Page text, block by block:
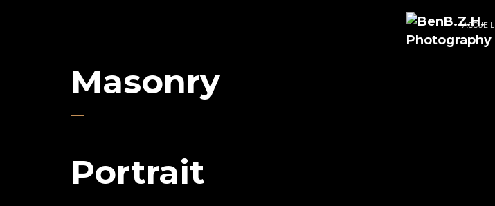
ACCUEIL
Masonry
Portrait